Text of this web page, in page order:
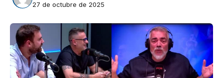
27 de octubre de 2025